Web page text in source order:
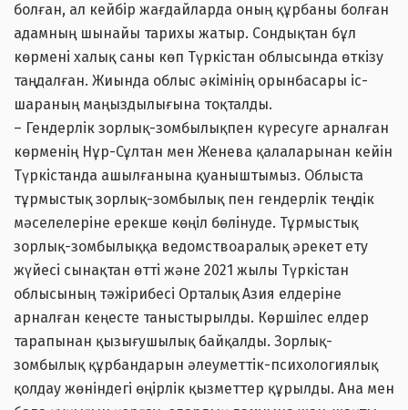
болған, ал кейбір жағдайларда оның құрбаны болған
адамның шынайы тарихы жатыр. Сондықтан бұл
көрмені халық саны көп Түркістан облысында өткізу
таңдалған. Жиында облыс әкімінің орынбасары іс-
шараның маңыздылығына тоқталды.
– Гендерлік зорлық-зомбылықпен күресуге арналған
көрменің Нұр-Сұлтан мен Женева қалаларынан кейін
Түркістанда ашылғанына қуаныштымыз. Облыста
тұрмыстық зорлық-зомбылық пен гендерлік теңдік
мәселелеріне ерекше көңіл бөлінуде. Тұрмыстық
зорлық-зомбылыққа ведомствоаралық әрекет ету
жүйесі сынақтан өтті және 2021 жылы Түркістан
облысының тәжірибесі Орталық Азия елдеріне
арналған кеңесте таныстырылды. Көршілес елдер
тарапынан қызығушылық байқалды. Зорлық-
зомбылық құрбандарын әлеуметтік-психологиялық
қолдау жөніндегі өңірлік қызметтер құрылды. Ана мен